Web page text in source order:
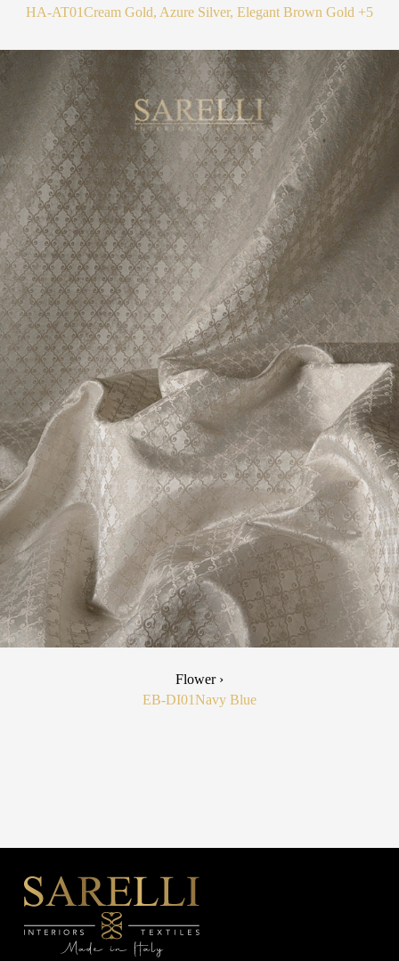
HA-AT01Cream Gold, Azure Silver, Elegant Brown Gold +5
Flower ›
EB-DI01Navy Blue